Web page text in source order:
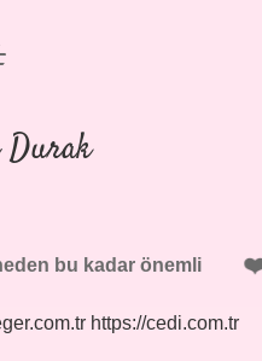
Durak
bu kadar önemli
https://cedi.com.tr